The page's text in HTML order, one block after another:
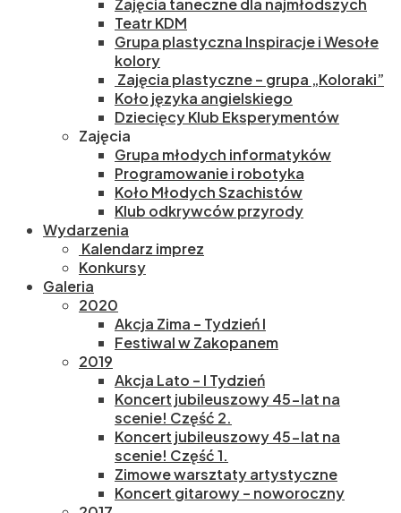
Zajęcia taneczne dla najmłodszych
Teatr KDM
Grupa plastyczna Inspiracje i Wesołe
kolory
Zajęcia plastyczne – grupa „Koloraki”
Koło języka angielskiego
Dziecięcy Klub Eksperymentów
Zajęcia
Grupa młodych informatyków
Programowanie i robotyka
Koło Młodych Szachistów
Klub odkrywców przyrody
Wydarzenia
Kalendarz imprez
Konkursy
Galeria
2020
Akcja Zima – Tydzień I
Festiwal w Zakopanem
2019
Akcja Lato – I Tydzień
Koncert jubileuszowy 45-lat na
scenie! Część 2.
Koncert jubileuszowy 45-lat na
scenie! Część 1.
Zimowe warsztaty artystyczne
Koncert gitarowy – noworoczny